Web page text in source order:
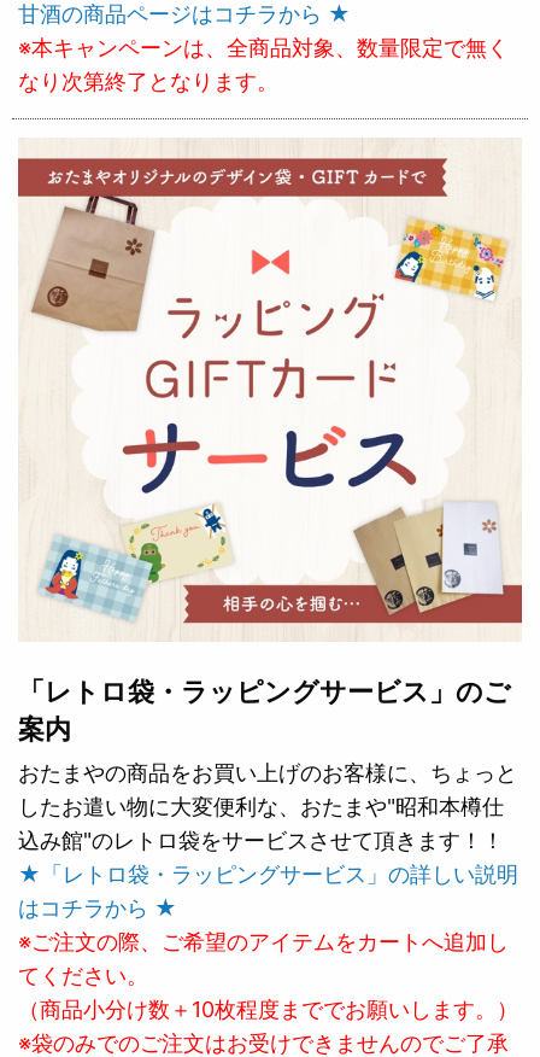
甘酒の商品ページはコチラから ★
※本キャンペーンは、全商品対象、数量限定で無く
なり次第終了となります。
「レトロ袋・ラッピングサービス」のご
案内
おたまやの商品をお買い上げのお客様に、ちょっと
したお遣い物に大変便利な、おたまや"昭和本樽仕
込み館"のレトロ袋をサービスさせて頂きます！！
★「レトロ袋・ラッピングサービス」の詳しい説明
はコチラから ★
※ご注文の際、ご希望のアイテムをカートへ追加し
てください。
（商品小分け数＋10枚程度まででお願いします。）
※袋のみでのご注文はお受けできませんのでご了承